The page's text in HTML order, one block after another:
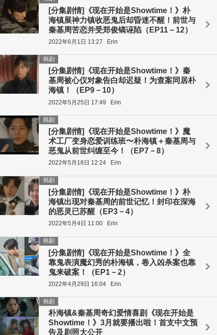
[分集剧情]《现在开始是Showtime！》朴
海镇展神力镇收恶鬼后却昏迷不醒！前世与
秦基周苦恋并受郑俊镐诬陷（EP11－12）
2022年6月1日 13:27 Erin
[分集剧情]《现在开始是Showtime！》秦
基周被心仪对象告白却迟疑！为查案同居朴
海镇！（EP9－10）
韩剧
2022年5月25日 17:49 Erin
[分集剧情]《现在开始是Showtime！》魔
术工厂变身恋爱训练班〜朴海镇＋秦基周与
恶鬼从前世纠缠至今！（EP7－8）
韩剧
2022年5月18日 12:24 Erin
[分集剧情]《现在开始是Showtime！》朴
海镇出现对秦基周的前世记忆！封印在深海
的恶灵已苏醒（EP3－4）
韩剧
2022年5月4日 11:00 Erin
[分集剧情]《现在开始是Showtime！》全
靠鬼表演魔幻秀的朴海镇，卷入凶杀案也靠
鬼来破案！（EP1－2）
韩剧
2022年4月29日 16:04 Erin
朴海镇&秦基周奇幻爱情喜剧《现在开始是
Showtime！》3月就要播出啦！首支中文预
告及剧照大公开
韩剧